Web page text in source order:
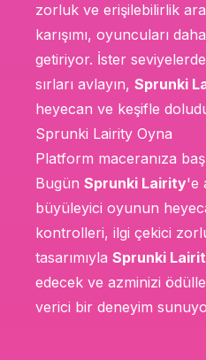
zorluk ve erişilebilirlik
karışımı, oyuncuları
getiriyor. İster
sırları avlayın, Sprunki
heyecan ve keşifle
Sprunki Lairity Oyna
Platform maceranıza
Bugün Sprunki Lairity'e
büyüleyici oyunun
kontrolleri, ilgi çekici
tasarımıyla Sprunki
edecek ve azminizi
verici bir deneyim